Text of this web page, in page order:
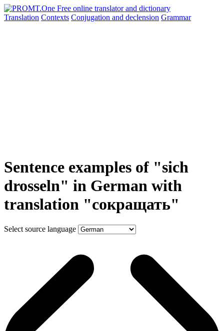
Translation Contexts Conjugation and declension Grammar
Sentence examples of "sich
drosseln" in German with
translation "сокращать"
Select source language